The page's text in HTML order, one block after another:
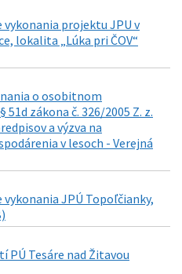
vykonania projektu JPU v
lokalita „Lúka pri ČOV“
o osobitnom
zákona č. 326/2005 Z. z.
a výzva na
v lesoch - Verejná
JPÚ Topoľčianky,
PÚ Tesáre nad Žitavou